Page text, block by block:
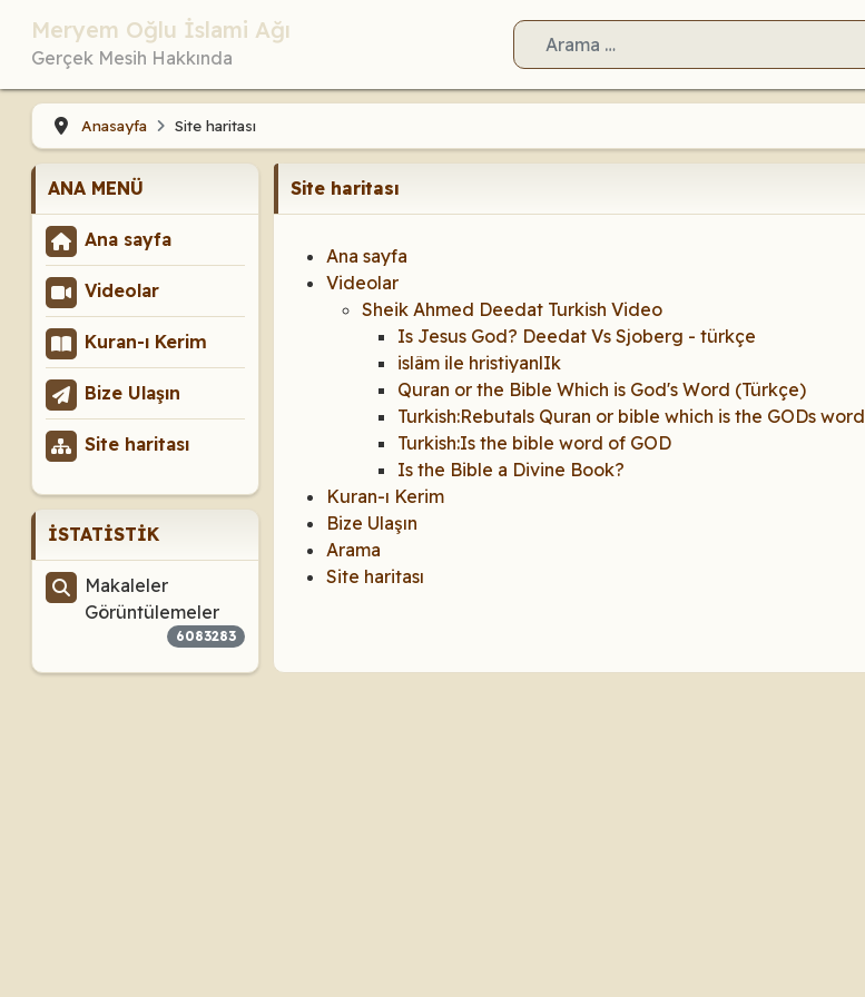
Meryem Oğlu İslami Ağı
Gerçek Mesih Hakkında
Arama
Anasayfa Site haritası
ANA MENÜ
Ana sayfa
Videolar
Kuran-ı Kerim
Bize Ulaşın
Site haritası
İSTATISTIK
Makaleler
Görüntülemeler
6083283
Site haritası
Ana sayfa
Videolar
Sheik Ahmed Deedat Turkish Video
Is Jesus God? Deedat Vs Sjoberg - türkçe
islâm ile hristiyanlIk
Quran or the Bible Which is God's Word (Türkçe)
Turkish:Rebutals Quran or bible which is the GODs word
Turkish:Is the bible word of GOD
Is the Bible a Divine Book?
Kuran-ı Kerim
Bize Ulaşın
Arama
Site haritası